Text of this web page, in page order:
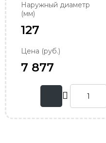
Наружный диаметр
(мм)
127
Цена (руб.)
7 877